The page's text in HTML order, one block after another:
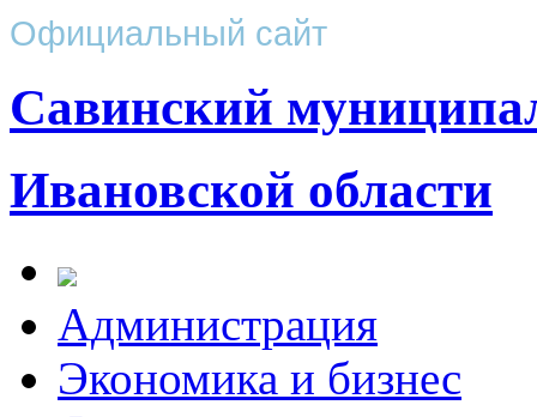
Официальный сайт
Савинский
Ивановской области
Администрация
Экономика и бизнес